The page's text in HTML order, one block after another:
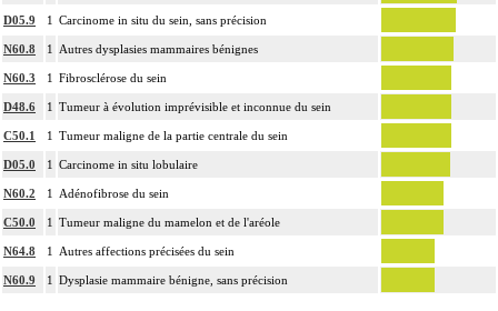
D05.9 1 Carcinome in situ du sein, sans précision
N60.8 1 Autres dysplasies mammaires bénignes
N60.3 1 Fibrosclérose du sein
D48.6 1 Tumeur à évolution imprévisible et inconnue du sein
C50.1 1 Tumeur maligne de la partie centrale du sein
D05.0 1 Carcinome in situ lobulaire
N60.2 1 Adénofibrose du sein
C50.0 1 Tumeur maligne du mamelon et de l'aréole
N64.8 1 Autres affections précisées du sein
N60.9 1 Dysplasie mammaire bénigne, sans précision